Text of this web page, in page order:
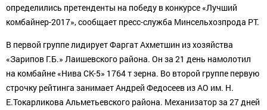
определились претенденты на победу в конкурсе «Лучший
комбайнер-2017», сообщает пресс-служба Минсельхозпрода РТ.
В первой группе лидирует Фаргат Ахметшин из хозяйства
«Зарипов Г.Б.» Лаишевского района. Он за 21 день намолотил
на комбайне «Нива СК-5» 1764 т зерна. Во второй группе первую
строчку рейтинга занимает Андрей Федосеев из АО им. Н.
Е.Токарликова Альметьевского района. Механизатор за 27 дней